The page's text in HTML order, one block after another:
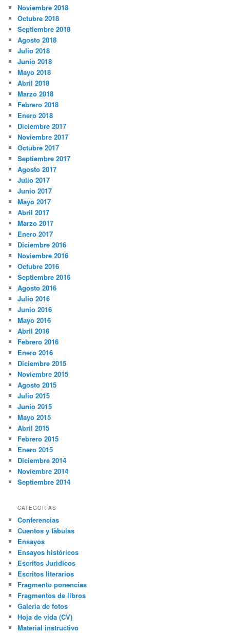
Noviembre 2018
Octubre 2018
Septiembre 2018
Agosto 2018
Julio 2018
Junio 2018
Mayo 2018
Abril 2018
Marzo 2018
Febrero 2018
Enero 2018
Diciembre 2017
Noviembre 2017
Octubre 2017
Septiembre 2017
Agosto 2017
Julio 2017
Junio 2017
Mayo 2017
Abril 2017
Marzo 2017
Enero 2017
Diciembre 2016
Noviembre 2016
Octubre 2016
Septiembre 2016
Agosto 2016
Julio 2016
Junio 2016
Mayo 2016
Abril 2016
Febrero 2016
Enero 2016
Diciembre 2015
Noviembre 2015
Agosto 2015
Julio 2015
Junio 2015
Mayo 2015
Abril 2015
Febrero 2015
Enero 2015
Diciembre 2014
Noviembre 2014
Septiembre 2014
CATEGORÍAS
Conferencias
Cuentos y fàbulas
Ensayos
Ensayos históricos
Escritos Jurìdicos
Escritos literarios
Fragmento ponencias
Fragmentos de libros
Galerìa de fotos
Hoja de vida (CV)
Material instructivo